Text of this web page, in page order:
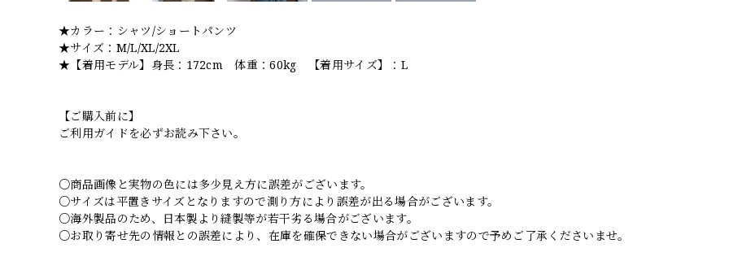
★カラー：シャツ/ショートパンツ
★サイズ：M/L/XL/2XL
★【着用モデル】身長：172cm 体重：60kg 【着用サイズ】：L
【ご購入前に】
ご利用ガイドを必ずお読み下さい。
○商品画像と実物の色には多少見え方に誤差がございます。
○サイズは平置きサイズとなりますので測り方により誤差が出る場合がございます。
○海外製品のため、日本製より縫製等が若干劣る場合がございます。
○お取り寄せ先の情報との誤差により、在庫を確保できない場合がございますので予めご了承くださいませ。